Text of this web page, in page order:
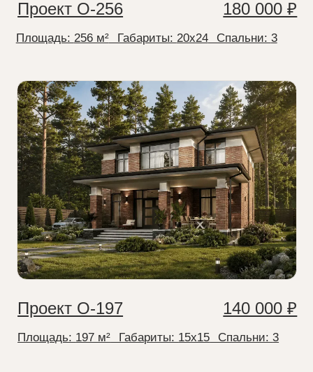
180 000 ₽
Проект Р-257
Площадь:197 м²⠀Габариты:15x15⠀Спальни:3
140 000 ₽
Проект О-197